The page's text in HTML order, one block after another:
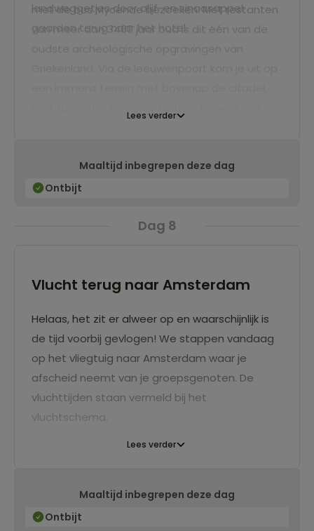
landweggetjes door olijf-en sinaasappel
gaarden terug naar het hotel.
met de bus Mycenae bezoeken. Met restanten
van meer dan 3400 jaar oud is dit één van de
geschiedenis komen hier bijeen; hier vertrok
koning Agamemnon ten strijde richting Troje.
Lees verder
Maaltijd inbegrepen deze dag
Ontbijt
Dag 8
Vlucht terug naar Amsterdam
Helaas, het zit er alweer op en waarschijnlijk is
de tijd voorbij gevlogen! We stappen vandaag
op het vliegtuig naar Amsterdam waar je
afscheid neemt van je groepsgenoten. De
vluchttijden staan vermeld bij het
vluchtschema.
Lees verder
Maaltijd inbegrepen deze dag
Ontbijt